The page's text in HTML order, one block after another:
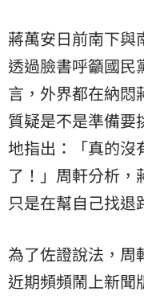
蔣萬安日前南下與
透過臉書呼籲國民
言，外界都在納悶
質疑是不是準備要
地指出：「真的沒
了！」周軒分析
只是在幫自己找退
為了佐證說法，周
近期頻頻鬧上新聞